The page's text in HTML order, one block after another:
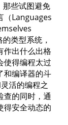
那些试图避免
（Languages
类型系统，
作出什么出格
使得编程太过
和编译器的斗
活的编程之
查的同时，通
得安全动态的